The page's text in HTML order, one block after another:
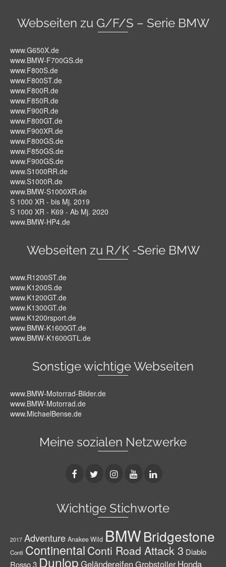
Webseiten zu G/F/S – Serie BMW
www.G650X.de
www.BMW-F700GS.de
www.F800S.de
www.F800ST.de
www.F800R.de
www.F850R.de
www.F900R.de
www.F800GT.de
www.F900XR.de
www.F800GS.de
www.F850GS.de
www.F900GS.de
www.S1000RR.de
www.S1000R.de
www.BMW-S1000XR.de
S 1000 XR - bis Mj. 2019
S 1000 XR - K69 - Ab Mj. 2020
www.BMW-HP4.de
Webseiten zu R/K -Serie BMW
www.R1200ST.de
www.K1200S.de
www.K1200GT.de
www.K1300GT.de
www.K1200rsport.de
www.BMW-K1600GT.de
www.BMW-K1600GTL.de
Sonstige wichtige Webseiten
www.BMW-Motorrad-Bilder.de
www.BMW-Motorrad.de
www.MichaelBense.de
Meine sozialen Netzwerke
Wichtige Stichworte
2017 Adventure Anakee Wild BMWBridgestone
Conti ContinentalConti Road Attack 3 Diablo
Rosso 3 Dunlop GeländereifenGrobstoller Honda